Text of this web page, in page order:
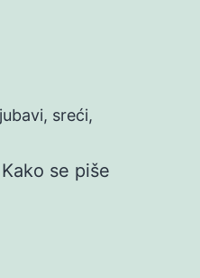
sreći,
Kako se piše